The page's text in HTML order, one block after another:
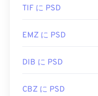
TIF に PSD
EMZ に PSD
DIB に PSD
CBZ に PSD